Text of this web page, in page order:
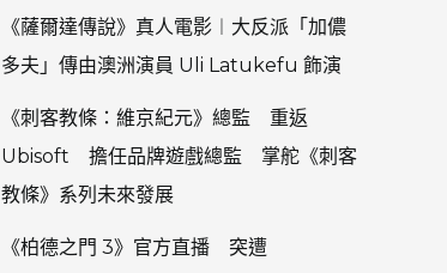
《薩爾達傳說》真人電影︱大反派「加儂
多夫」傳由澳洲演員 Uli Latukefu 飾演
《刺客教條：維京紀元》總監 重返
Ubisoft 擔任品牌遊戲總監 掌舵《刺客
教條》系列未來發展
《柏德之門 3》官方直播 突遭